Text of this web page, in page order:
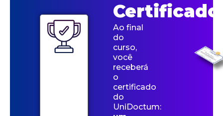
Certificado
Ao final
do
curso,
você
receberá
o
certificado
do
UniDoctum: